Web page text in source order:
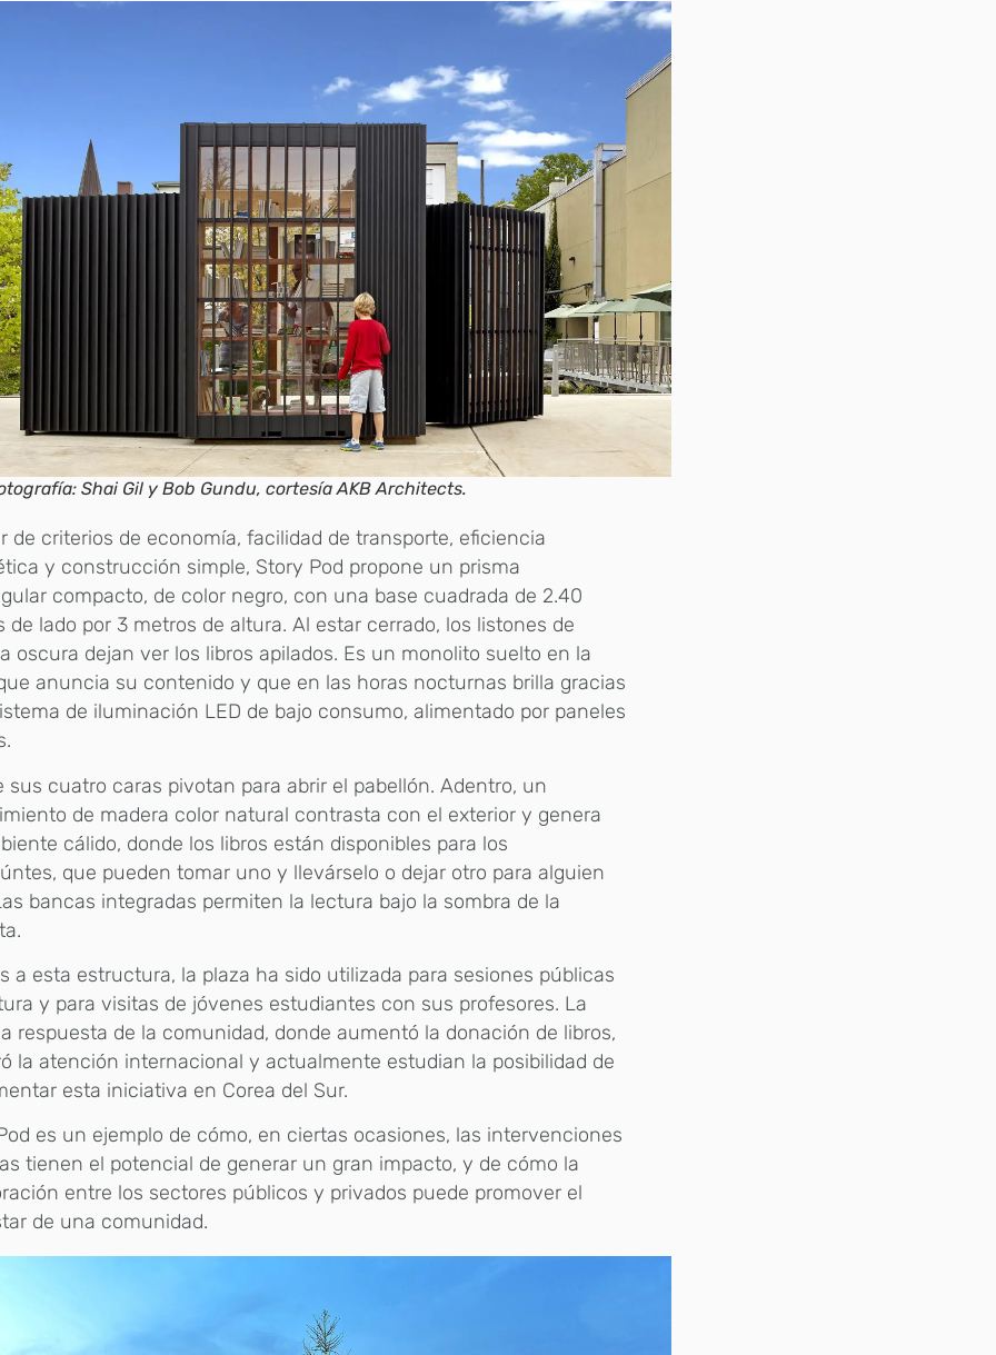
Shai Gil y Bob Gundu, cortesía AKB Architects.
de criterios de economía, facilidad de transporte, eficiencia
y construcción simple, Story Pod propone un prisma
compacto, de color negro, con una base cuadrada de 2.40
de lado por 3 metros de altura. Al estar cerrado, los listones de
oscura dejan ver los libros apilados. Es un monolito suelto en la
anuncia su contenido y que en las horas nocturnas brilla gracias
de iluminación LED de bajo consumo, alimentado por paneles
sus cuatro caras pivotan para abrir el pabellón. Adentro, un
de madera color natural contrasta con el exterior y genera
cálido, donde los libros están disponibles para los
que pueden tomar uno y llevárselo o dejar otro para alguien
bancas integradas permiten la lectura bajo la sombra de la
a esta estructura, la plaza ha sido utilizada para sesiones públicas
y para visitas de jóvenes estudiantes con sus profesores. La
respuesta de la comunidad, donde aumentó la donación de libros,
la atención internacional y actualmente estudian la posibilidad de
esta iniciativa en Corea del Sur.
es un ejemplo de cómo, en ciertas ocasiones, las intervenciones
tienen el potencial de generar un gran impacto, y de cómo la
entre los sectores públicos y privados puede promover el
de una comunidad.